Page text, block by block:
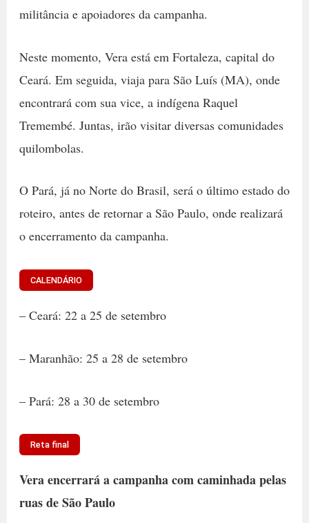
militância e apoiadores da campanha.
Neste momento, Vera está em Fortaleza, capital do
Ceará. Em seguida, viaja para São Luís (MA), onde
encontrará com sua vice, a indígena Raquel
Tremembé. Juntas, irão visitar diversas comunidades
quilombolas.
O Pará, já no Norte do Brasil, será o último estado do
roteiro, antes de retornar a São Paulo, onde realizará
o encerramento da campanha.
CALENDÁRIO
– Ceará: 22 a 25 de setembro
– Maranhão: 25 a 28 de setembro
– Pará: 28 a 30 de setembro
Reta final
Vera encerrará a campanha com caminhada pelas
ruas de São Paulo